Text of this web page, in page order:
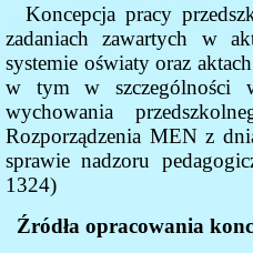
Koncepcja pracy
zadaniach zawartych w
systemie oświaty oraz
w tym w szczególności
wychowania
Rozporządzenia MEN z
sprawie nadzoru
1324)
Źródła opracowania